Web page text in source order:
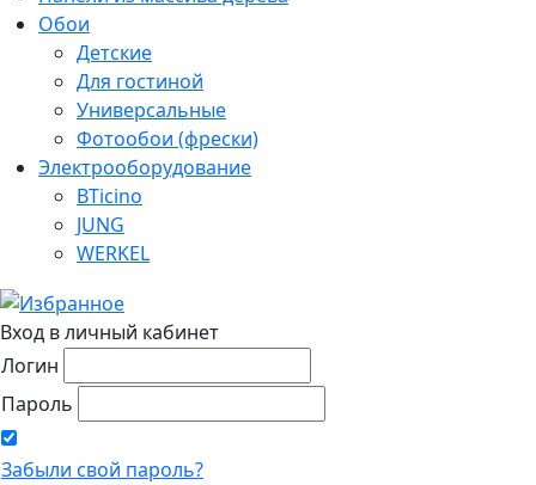
Обои
Детские
Для гостиной
Универсальные
Фотообои (фрески)
Электрооборудование
BTicino
JUNG
WERKEL
Вход в личный кабинет
Логин
Пароль
Забыли свой пароль?